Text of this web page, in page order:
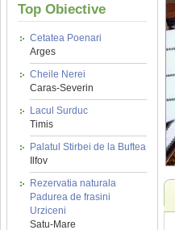
Top Obiective
Cetatea Poenari
Arges
Cheile Nerei
Caras-Severin
Lacul Surduc
Timis
Palatul Stirbei de la Buftea
Ilfov
Rezervatia naturala
Padurea de frasini
Urziceni
Satu-Mare